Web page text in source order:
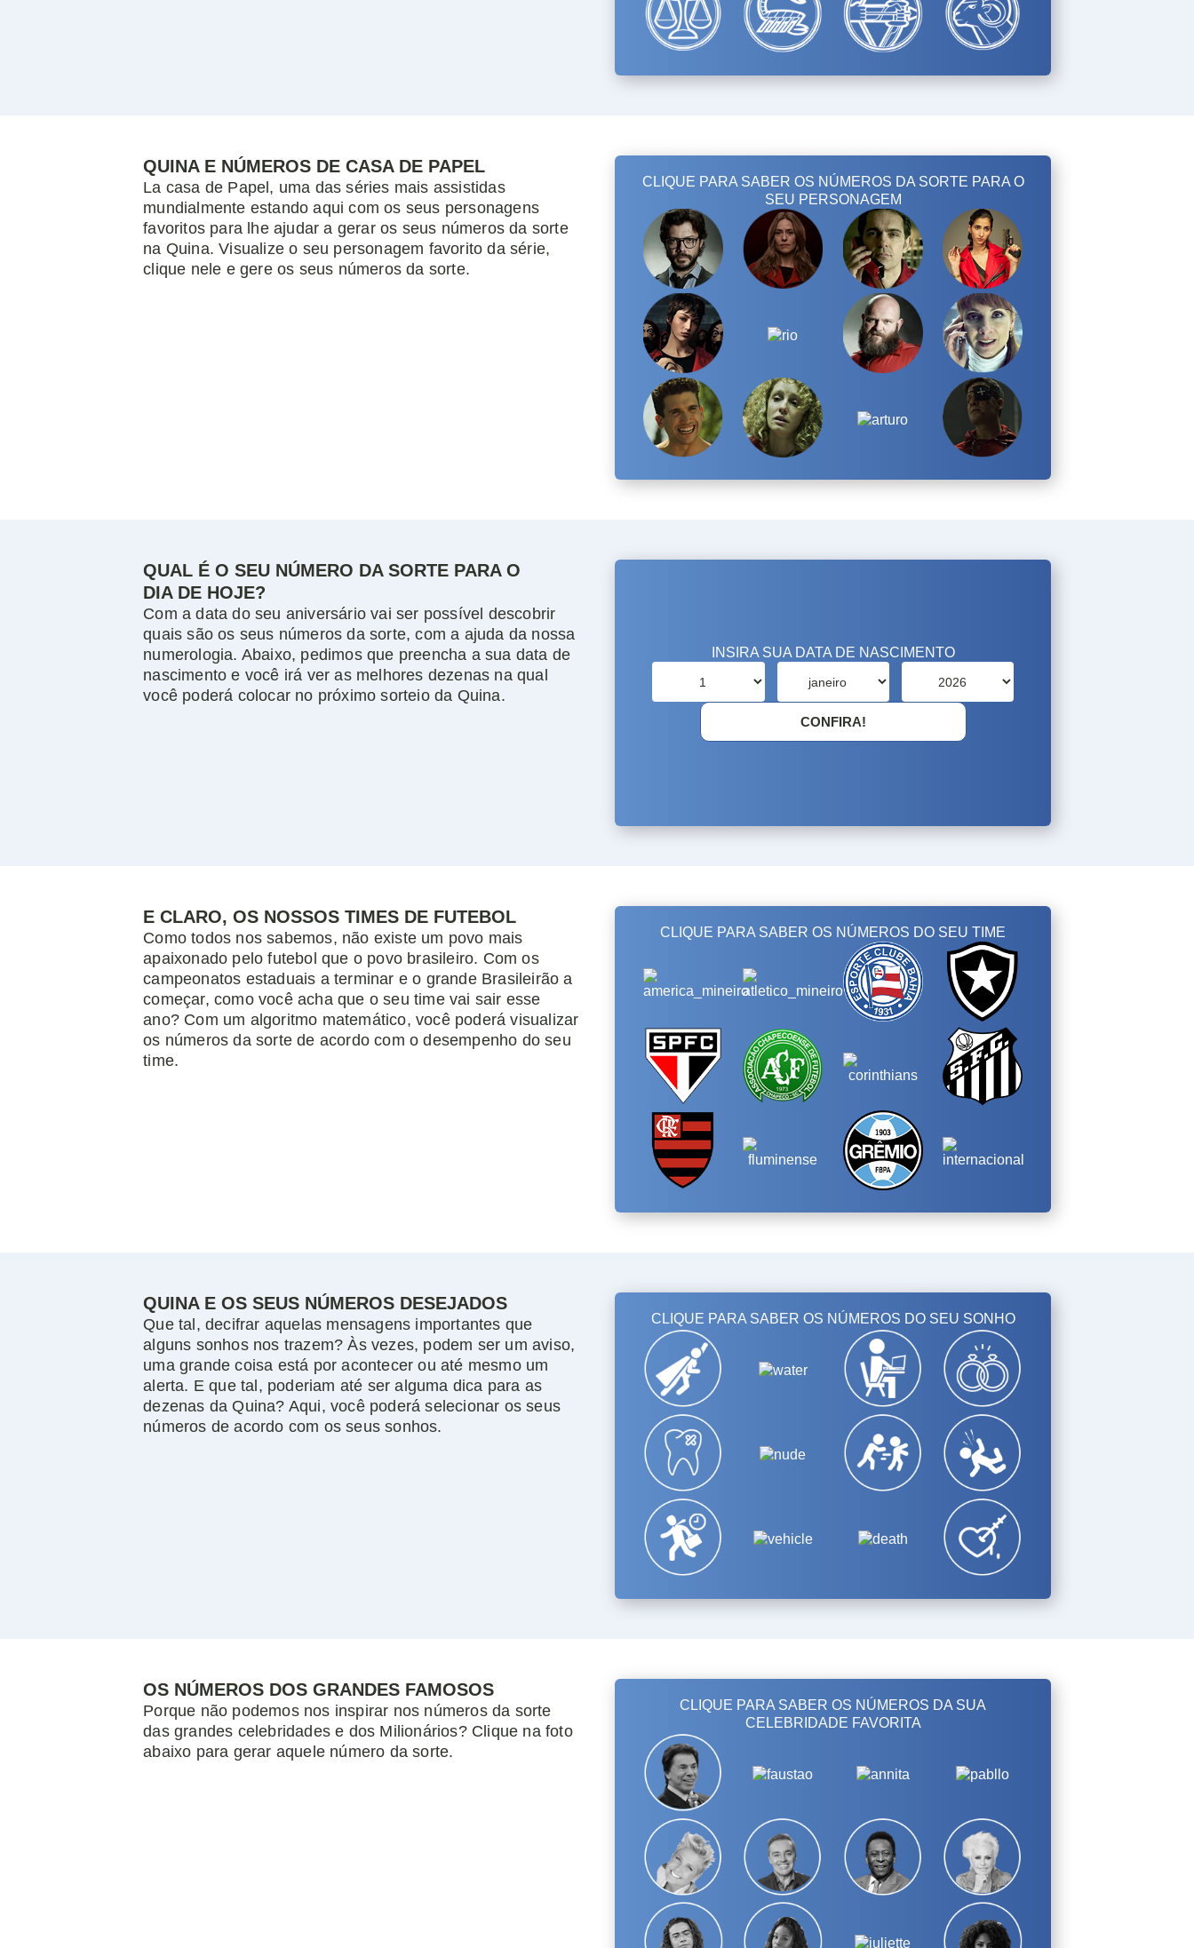
QUINA E NÚMEROS DE CASA DE PAPEL
La casa de Papel, uma das séries mais assistidas
mundialmente estando aqui com os seus personagens
favoritos para lhe ajudar a gerar os seus números da sorte
na Quina. Visualize o seu personagem favorito da série,
clique nele e gere os seus números da sorte.
QUAL É O SEU NÚMERO DA SORTE PARA O
DIA DE HOJE?
Com a data do seu aniversário vai ser possível descobrir
quais são os seus números da sorte, com a ajuda da nossa
numerologia. Abaixo, pedimos que preencha a sua data de
nascimento e você irá ver as melhores dezenas na qual
você poderá colocar no próximo sorteio da Quina.
E CLARO, OS NOSSOS TIMES DE FUTEBOL
Como todos nos sabemos, não existe um povo mais
apaixonado pelo futebol que o povo brasileiro. Com os
campeonatos estaduais a terminar e o grande Brasileirão a
começar, como você acha que o seu time vai sair esse
ano? Com um algoritmo matemático, você poderá visualizar
os números da sorte de acordo com o desempenho do seu
time.
QUINA E OS SEUS NÚMEROS DESEJADOS
Que tal, decifrar aquelas mensagens importantes que
alguns sonhos nos trazem? Às vezes, podem ser um aviso,
uma grande coisa está por acontecer ou até mesmo um
alerta. E que tal, poderiam até ser alguma dica para as
dezenas da Quina? Aqui, você poderá selecionar os seus
números de acordo com os seus sonhos.
OS NÚMEROS DOS GRANDES FAMOSOS
Porque não podemos nos inspirar nos números da sorte
das grandes celebridades e dos Milionários? Clique na foto
abaixo para gerar aquele número da sorte.